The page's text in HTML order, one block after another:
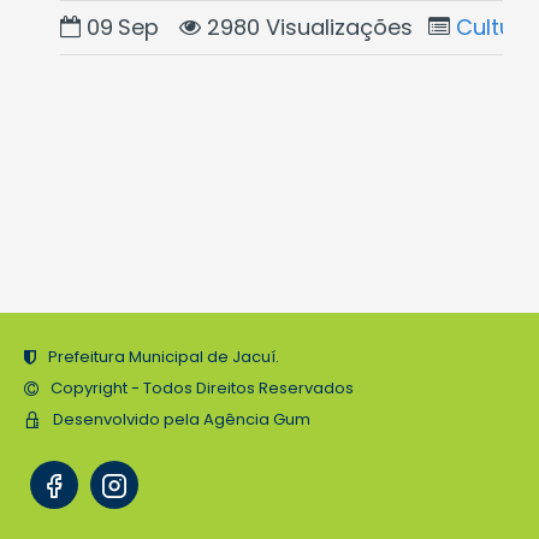
09 Sep 2980 Visualizações Cultura
Prefeitura Municipal de Jacuí.
Copyright - Todos Direitos Reservados
Desenvolvido pela Agência Gum